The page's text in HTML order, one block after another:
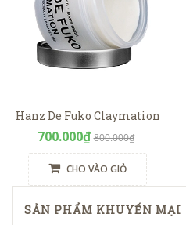
Hanz De Fuko Claymation
700.000₫ 800.000₫
CHO VÀO GIỎ
SẢN PHẨM KHUYẾN MẠI